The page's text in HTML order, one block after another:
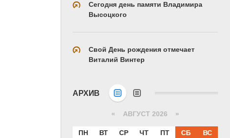
Сегодня день памяти Владимира
Высоцкого
Свой День рождения отмечает
Виталий Винтер
АРХИВ
« АВГУСТ 2026 »
ПН ВТ СР ЧТ ПТ СБ
ВС